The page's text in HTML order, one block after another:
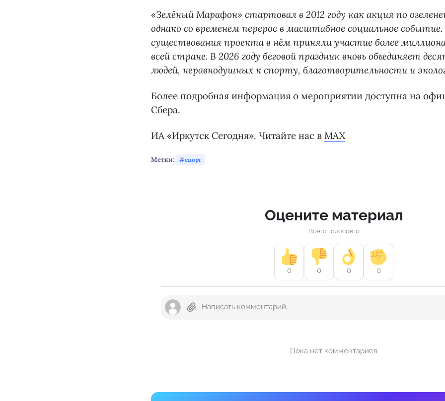
«Зелёный Марафон» стартовал в 2012 году как акция по
однако со временем перерос в масштабное социальное
существования проекта в нём приняли участие более
всей стране. В 2026 году беговой праздник вновь объединяет
людей, неравнодушных к спорту, благотворительности и
Более подробная информация о мероприятии доступна на
Сбера.
ИА «Иркутск Сегодня». Читайте нас в MAX
Метки: спорт
Оцените материал
Всего голосов: 0
0 0 0 0
Пока нет комментариев